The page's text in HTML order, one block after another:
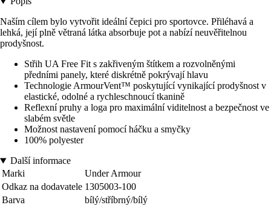
Naším cílem bylo vytvořit ideální čepici pro sportovce. Přiléhavá a
lehká, její plně větraná látka absorbuje pot a nabízí neuvěřitelnou
prodyšnost.
Střih UA Free Fit s zakřiveným štítkem a rozvolněnými
předními panely, které diskrétně pokrývají hlavu
Technologie ArmourVent™ poskytující vynikající prodyšnost v
elastické, odolné a rychleschnoucí tkanině
Reflexní pruhy a loga pro maximální viditelnost a bezpečnost ve
slabém světle
Možnost nastavení pomocí háčku a smyčky
100% polyester
Další informace
Marki
Under Armour
Odkaz na dodavatele 1305003-100
Barva
bílý/stříbrný/bílý